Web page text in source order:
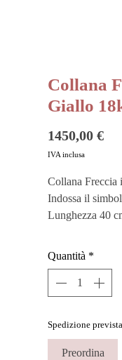
Collana
Giallo
1450,00 €
IVA inclusa
Collana Freccia
Indossa il
Lunghezza 40
Vuoi custodire
Acquista i nostri
anche come
Questo
Italia dai
Quantità *
Spedizione
Preordina